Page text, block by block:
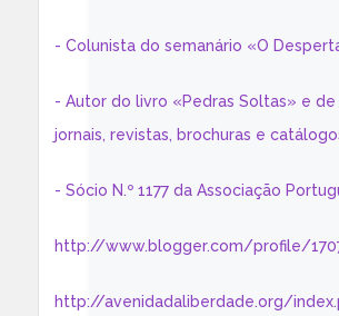
- Colunista do semanário «O
- Autor do livro «Pedras Soltas» e
jornais, revistas, brochuras e
- Sócio N.º 1177 da Associação
http://www.blogger.com/profile/
http://avenidadaliberdade.org/